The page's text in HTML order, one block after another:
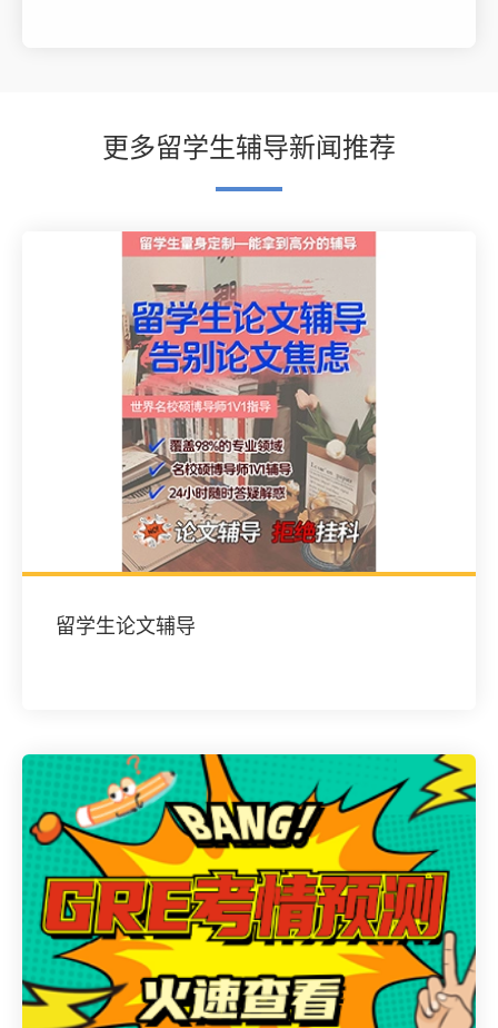
更多留学生辅导新闻推荐
留学生论文辅导